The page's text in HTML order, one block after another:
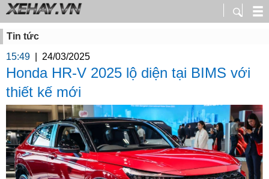
Tin tức
15:49
24/03/2025
Honda HR-V 2025 lộ diện tại BIMS với
thiết kế mới